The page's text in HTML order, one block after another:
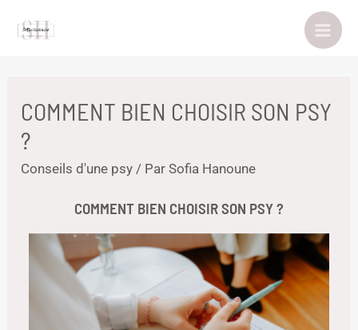
COMMENT BIEN CHOISIR SON PSY
?
Conseils d'une psy / ParSofia Hanoune
COMMENT BIEN CHOISIR SON PSY ?